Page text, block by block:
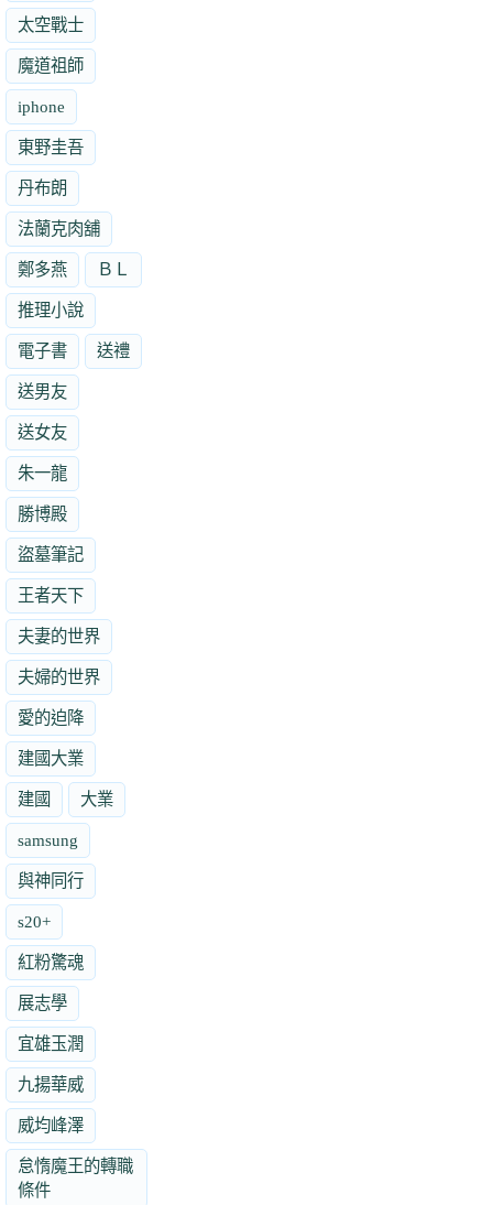
太空戰士
魔道祖師
iphone
東野圭吾
丹布朗
法蘭克肉舖
鄭多燕 ＢＬ
推理小說
電子書 送禮
送男友
送女友
朱一龍
勝博殿
盜墓筆記
王者天下
夫妻的世界
夫婦的世界
愛的迫降
建國大業
建國 大業
samsung
與神同行
s20+
紅粉驚魂
展志學
宜雄玉潤
九揚華威
威均峰澤
怠惰魔王的轉職
條件